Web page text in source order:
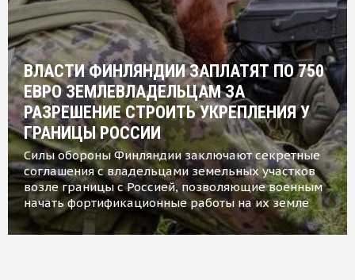
ВЛАСТИ ФИНЛЯНДИИ ЗАПЛАТЯТ ПО 750
ЕВРО ЗЕМЛЕВЛАДЕЛЬЦАМ ЗА
РАЗРЕШЕНИЕ СТРОИТЬ УКРЕПЛЕНИЯ У
ГРАНИЦЫ РОССИИ
Силы обороны Финляндии заключают секретные
соглашения с владельцами земельных участков
возле границы с Россией, позволяющие военным
начать фортификационные работы на их земле